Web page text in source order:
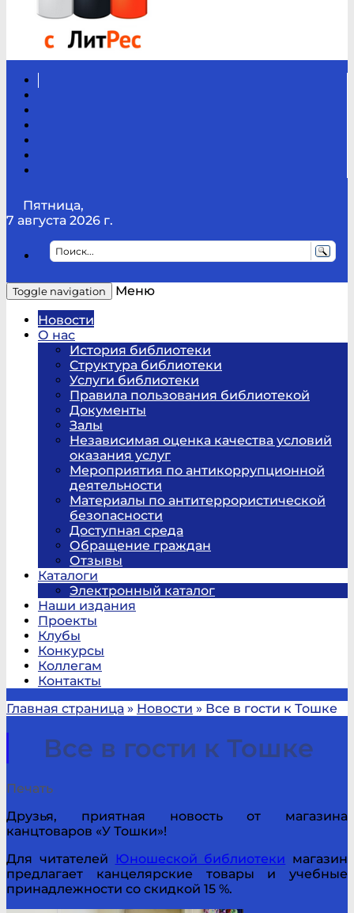
Пятница,
7 августа 2026 г.
Toggle navigation
Меню
Новости
О нас
История библиотеки
Структура библиотеки
Услуги библиотеки
Правила пользования библиотекой
Документы
Залы
Независимая оценка качества условий
оказания услуг
Мероприятия по антикоррупционной
деятельности
Материалы по антитеррористической
безопасности
Доступная среда
Обращение граждан
Отзывы
Каталоги
Электронный каталог
Наши издания
Проекты
Клубы
Конкурсы
Коллегам
Контакты
Главная страница » Новости » Все в гости к Тошке
Все в гости к Тошке
Печать
Друзья, приятная новость от магазина
канцтоваров «У Тошки»!
Для читателей
Юношеской библиотеки магазин
предлагает канцелярские товары и учебные
принадлежности со скидкой 15 %.